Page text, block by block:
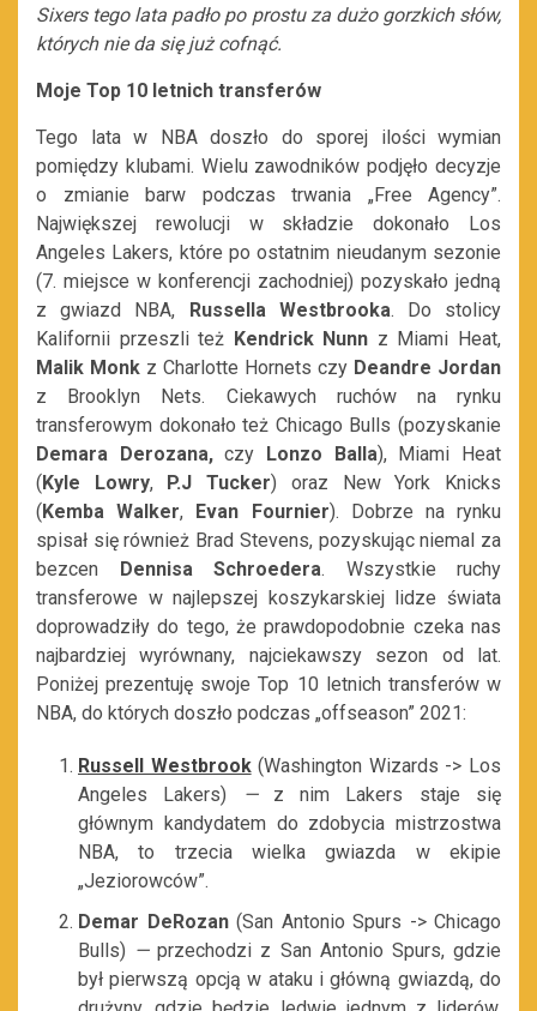
Sixers tego lata padło po prostu za dużo gorzkich słów,
których nie da się już cofnąć.
Moje Top 10 letnich transferów
Tego lata w NBA doszło do sporej ilości wymian
pomiędzy klubami. Wielu zawodników podjęło decyzje
o zmianie barw podczas trwania „Free Agency”.
Największej rewolucji w składzie dokonało Los
Angeles Lakers, które po ostatnim nieudanym sezonie
(7. miejsce w konferencji zachodniej) pozyskało jedną
z gwiazd NBA, Russella Westbrooka. Do stolicy
Kalifornii przeszli też Kendrick Nunn z Miami Heat,
Malik Monk z Charlotte Hornets czy Deandre Jordan
z Brooklyn Nets. Ciekawych ruchów na rynku
transferowym dokonało też Chicago Bulls (pozyskanie
Demara Derozana,czy Lonzo Balla), Miami Heat
(Kyle Lowry, P.J Tucker) oraz New York Knicks
(Kemba Walker, Evan Fournier). Dobrze na rynku
spisał się również Brad Stevens, pozyskując niemal za
bezcen Dennisa Schroedera. Wszystkie ruchy
transferowe w najlepszej koszykarskiej lidze świata
doprowadziły do tego, że prawdopodobnie czeka nas
najbardziej wyrównany, najciekawszy sezon od lat.
Poniżej prezentuję swoje Top 10 letnich transferów w
NBA, do których doszło podczas „offseason” 2021:
Russell Westbrook(Washington Wizards -> Los
Angeles Lakers)
— z nim Lakers staje się
głównym kandydatem do zdobycia mistrzostwa
NBA, to trzecia wielka gwiazda w ekipie
„Jeziorowców”.
Demar DeRozan(San Antonio Spurs -> Chicago
Bulls) —przechodzi z San Antonio Spurs, gdzie
był pierwszą opcją w ataku i główną gwiazdą, do